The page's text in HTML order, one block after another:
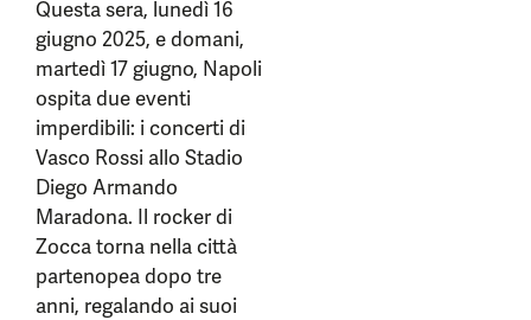
Questa sera, lunedì 16
giugno 2025, e domani,
martedì 17 giugno, Napoli
ospita due eventi
imperdibili: i concerti di
Vasco Rossi allo Stadio
Diego Armando
Maradona. Il rocker di
Zocca torna nella città
partenopea dopo tre
anni, regalando ai suoi